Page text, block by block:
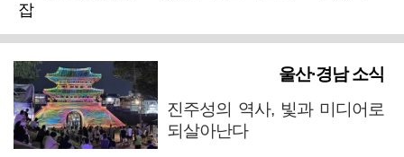
잡
울산·경남 소식
진주성의 역사, 빛과 미디어로
되살아난다